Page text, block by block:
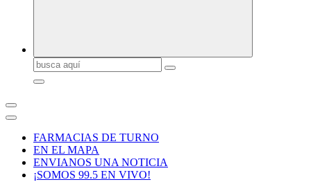
Buscar:
FARMACIAS DE TURNO
EN EL MAPA
ENVIANOS UNA NOTICIA
¡SOMOS 99.5 EN VIVO!